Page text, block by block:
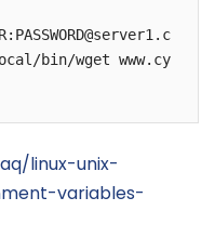
bin/wget www.cy
linux-unix-
variables-